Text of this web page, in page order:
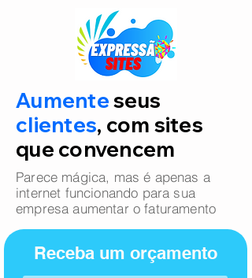
Aumenteseus
clientes, com sites
que convencem
Parece mágica, mas é apenas a
internet funcionando para sua
empresa aumentar o faturamento
Receba um orçamento